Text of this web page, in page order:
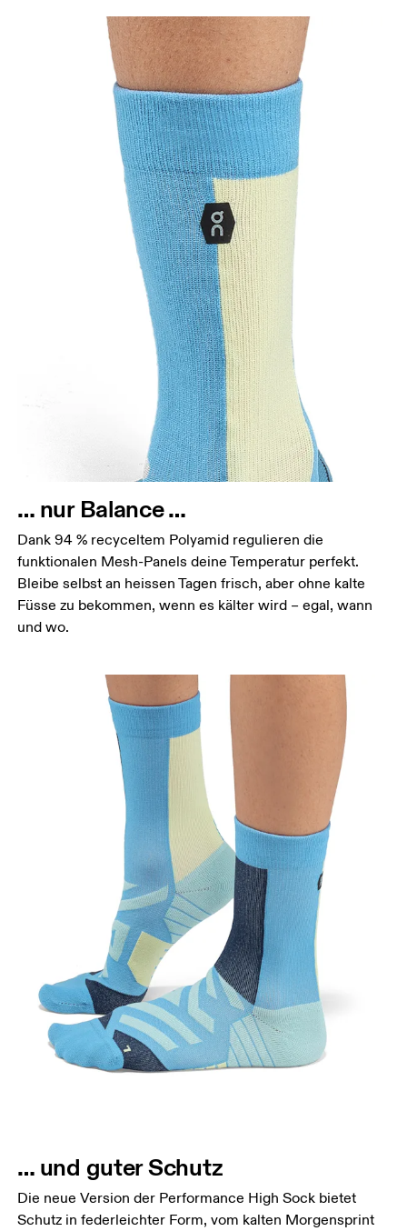
… nur Balance …
Dank 94 % recyceltem Polyamid regulieren die
funktionalen Mesh-Panels deine Temperatur perfekt.
Bleibe selbst an heissen Tagen frisch, aber ohne kalte
Füsse zu bekommen, wenn es kälter wird – egal, wann
und wo.
… und guter Schutz
Die neue Version der Performance High Sock bietet
Schutz in federleichter Form, vom kalten Morgensprint